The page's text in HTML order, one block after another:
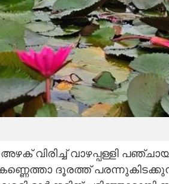
വിരിച്ച് വാഴപ്പള്ളി
ദൂരത്ത്